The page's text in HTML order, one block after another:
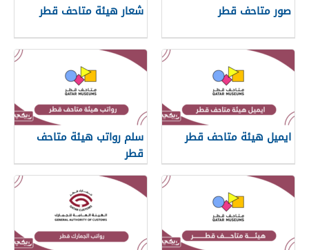
صور متاحف قطر شعار هيئة متاحف قطر
ايميل هيئة متاحف قطر
سلم رواتب هيئة متاحف
قطر